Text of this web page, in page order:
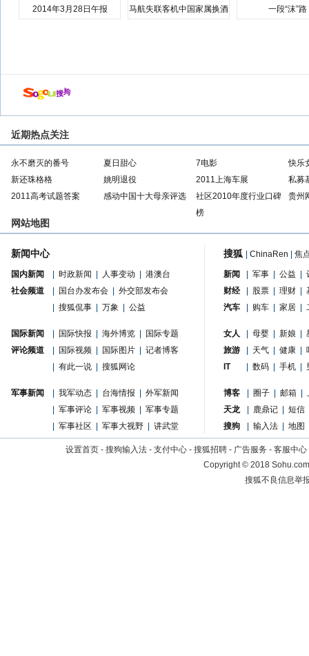
2014年3月28日午报
马航失联客机中国家属换酒
一段“沫”路
近期热点关注
永不磨灭的番号 夏日甜心 7电影
快乐
新还珠格格
姚明退役 2011上海车展
私募
2011高考试题答案
感动中国十大母亲评选
社区2010年度行业口碑
榜
贵州
网站地图
新闻中心
国内新闻 时政新闻 人事变动
港澳台
国台办发布会 外交部发布会
社会频道
搜狐侃事 万象 公益
国际新闻 国际快报 海外博览
国际专题
国际视频 国际图片 记者博客
评论频道
有此一说 搜狐网论
军事新闻 我军动态 台海情报
外军新闻
军事评论 军事视频
军事专题
军事社区 军事大视野 讲武堂
搜狐 ChinaRen 焦
新闻 军事 公益
财经
股票 理财
汽车
购车 家居
女人 母婴 新娘
旅游
天气 健康
IT
数码 手机
博客 圈子 邮箱
天龙
鹿鼎记
短信
搜狗
输入法 地图
设置首页 - 搜狗输入法 - 支付中心 - 搜狐招聘 - 广告服务 - 客服中心
Copyright©2018
搜狐不良信息举